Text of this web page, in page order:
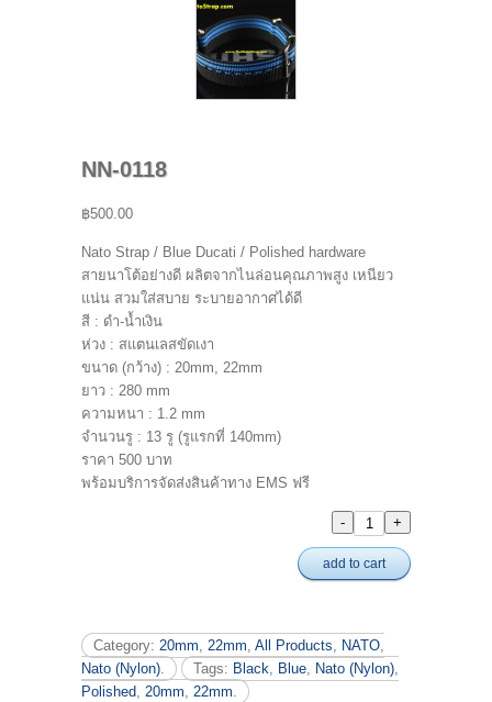
NN-0118
฿500.00
Nato Strap / Blue Ducati / Polished hardware
สายนาโต้อย่างดี ผลิตจากไนล่อนคุณภาพสูง เหนียว
แน่น สวมใส่สบาย ระบายอากาศได้ดี
สี : ดำ-น้ำเงิน
ห่วง : สแตนเลสขัดเงา
ขนาด (กว้าง) : 20mm, 22mm
ยาว : 280 mm
ความหนา : 1.2 mm
จำนวนรู : 13 รู (รูแรกที่ 140mm)
ราคา 500 บาท
พร้อมบริการจัดส่งสินค้าทาง EMS ฟรี
add to cart
Category: 20mm 22mm All Products NATO
Nato (Nylon)
Tags: Black Blue Nato (Nylon)
Polished 20mm 22mm